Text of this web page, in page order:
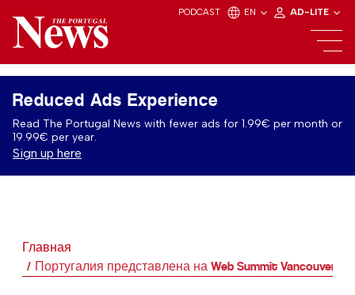
PODCAST EN AD-LITE
Reduced Ads Experience
Read The Portugal News with fewer ads for 1.99€ per month or
19.99€ per year.
Sign up here
Главная
Португалия представлена на Web Summit Vancouver